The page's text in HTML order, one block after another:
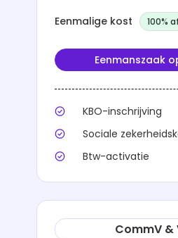
Eenmalige kost 100%
Eenmanszaak
KBO-inschrijving
Sociale
Btw-activatie
CommV &